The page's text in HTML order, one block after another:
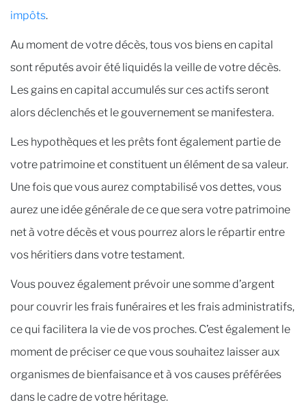
impôts.
Au moment de votre décès, tous vos biens en capital
sont réputés avoir été liquidés la veille de votre décès.
Les gains en capital accumulés sur ces actifs seront
alors déclenchés et le gouvernement se manifestera.
Les hypothèques et les prêts font également partie de
votre patrimoine et constituent un élément de sa valeur.
Une fois que vous aurez comptabilisé vos dettes, vous
aurez une idée générale de ce que sera votre patrimoine
net à votre décès et vous pourrez alors le répartir entre
vos héritiers dans votre testament.
Vous pouvez également prévoir une somme d’argent
pour couvrir les frais funéraires et les frais administratifs,
ce qui facilitera la vie de vos proches. C’est également le
moment de préciser ce que vous souhaitez laisser aux
organismes de bienfaisance et à vos causes préférées
dans le cadre de votre héritage.